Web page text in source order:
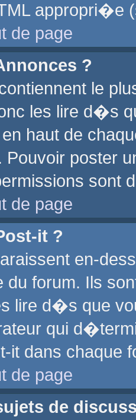
de page
?
le
les lire d�s
haut de
poster
sont
de page
it ?
en-
forum. Ils
lire d�s que
qui
it dans chaque
de page
de